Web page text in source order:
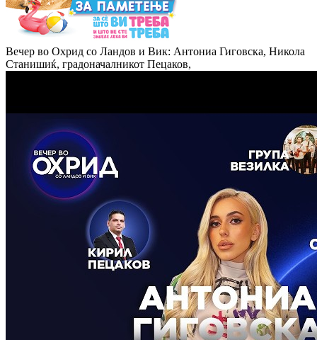
Вечер во Охрид со Ландов и Вик: Антониа Гиговска, Никола
Станишиќ, градоначалникот Пецаков,